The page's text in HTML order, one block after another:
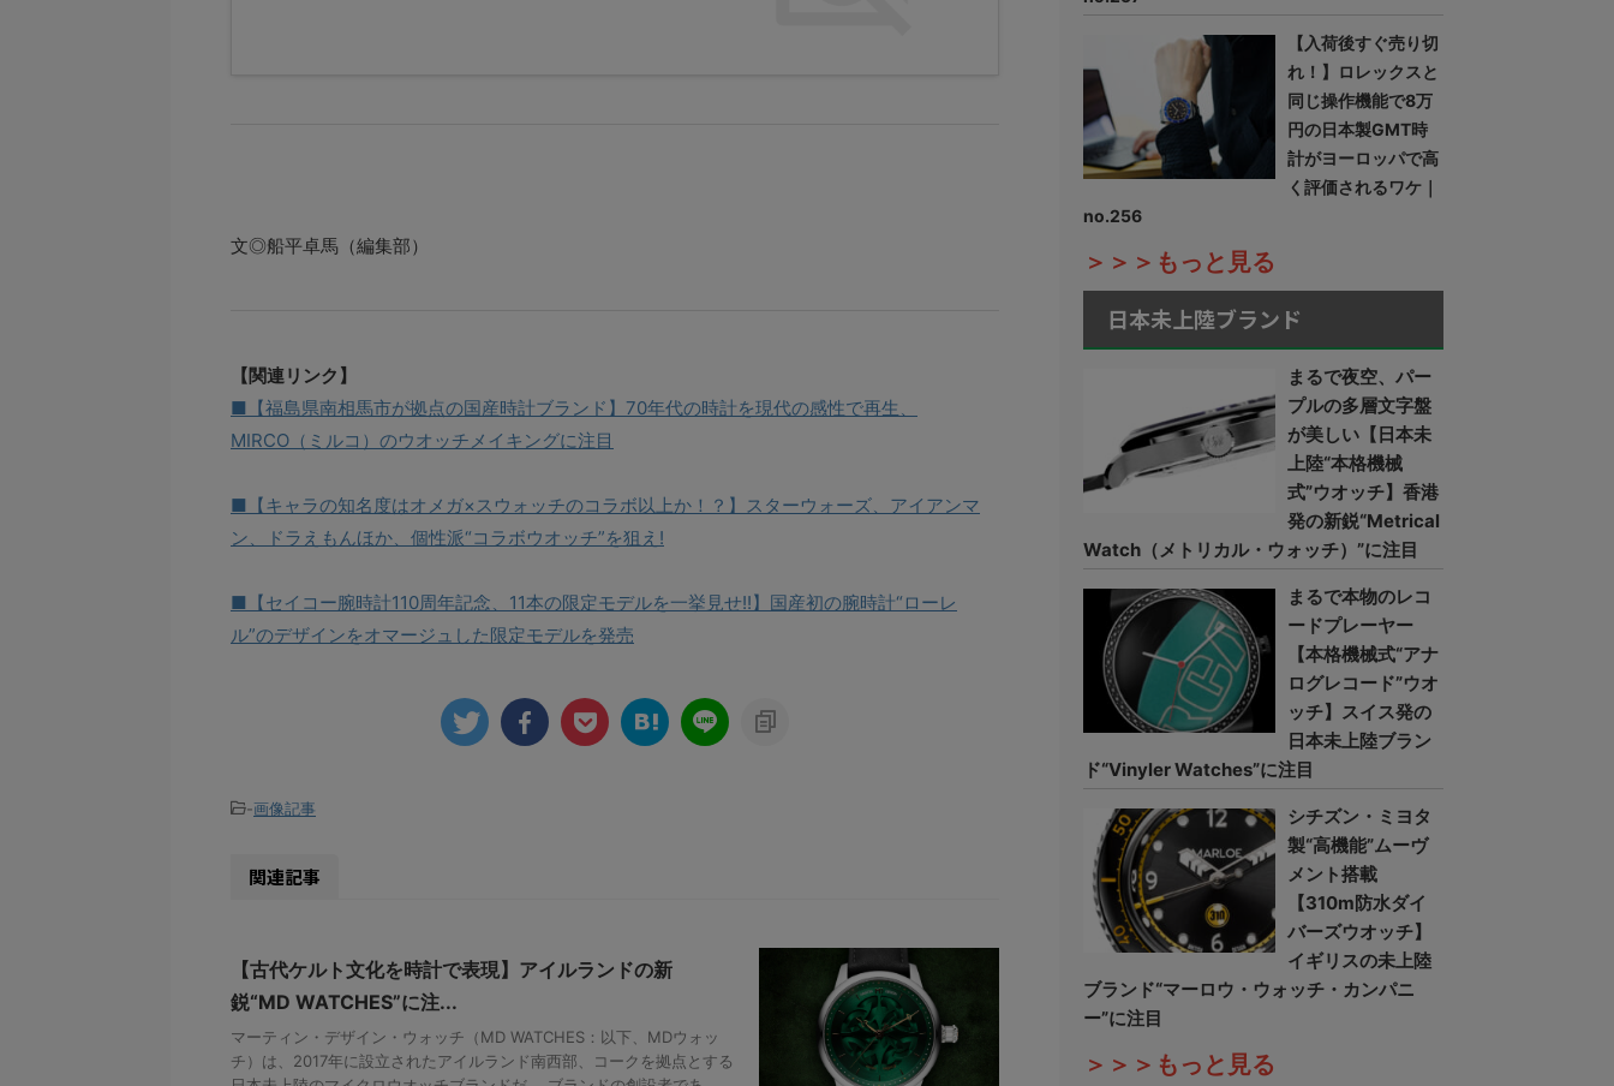
文◎船平卓馬（編集部）
【関連リンク】
■【福島県南相馬市が拠点の国産時計ブランド】70年代の時計を現代の感性で再生、
MIRCO（ミルコ）のウオッチメイキングに注目
■【キャラの知名度はオメガ×スウォッチのコラボ以上か！？】スターウォーズ、アイアンマ
ン、ドラえもんほか、個性派“コラボウオッチ”を狙え!
■【セイコー腕時計110周年記念、11本の限定モデルを一挙見せ!!】国産初の腕時計“ローレ
ル”のデザインをオマージュした限定モデルを発売
-画像記事
関連記事
【古代ケルト文化を時計で表現】アイルランドの新
鋭“MD WATCHES”に注...
マーティン・デザイン・ウォッチ（MD WATCHES：以下、MDウォッ
チ）は、2017年に設立されたアイルランド南西部、コークを拠点とする
【入荷後すぐ売り切
れ！】ロレックスと
同じ操作機能で8万
円の日本製GMT時
計がヨーロッパで高
く評価されるワケ｜
no.256
＞＞＞もっと見る
日本未上陸ブランド
まるで夜空、パー
プルの多層文字盤
が美しい【日本未
上陸“本格機械
式”ウオッチ】香港
発の新鋭“Metrical
Watch（メトリカル・ウォッチ）”に注目
まるで本物のレコ
ードプレーヤー
【本格機械式“アナ
ログレコード”ウオ
ッチ】スイス発の
日本未上陸ブラン
ド“Vinyler Watches”に注目
シチズン・ミヨタ
製“高機能”ムーヴ
メント搭載
【310m防水ダイ
バーズウオッチ】
イギリスの未上陸
ブランド“マーロウ・ウォッチ・カンパニ
ー”に注目
＞＞＞もっと見る